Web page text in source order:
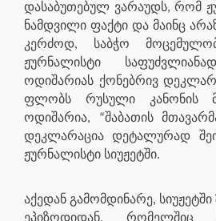
დასაბუთებულ ვარაუდს, რომ
ნამდვილი ფაქტი და მაინც
კერძოდ, საბჭო
ჟურნალისტი
ოდიშარიას ქონებრივ
ფლობს რუსული კანონის
ოდიშარია, “შაბათის
დეკლარაცია დეტალურად
ჟურნალისტი სიუჟეტში.
აქედან გამომდინარე,